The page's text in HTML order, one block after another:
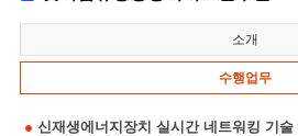
소개
수행업무
신재생에너지장치 실시간 네트워킹 기술